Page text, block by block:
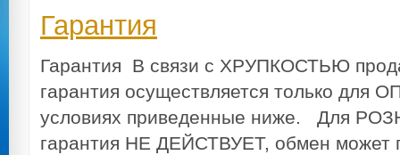
Гарантия
Гарантия В связи с ХРУПКОСТЬЮ
гарантия осуществляется только для
условиях приведенные ниже. Для
гарантия НЕ ДЕЙСТВУЕТ, обмен может